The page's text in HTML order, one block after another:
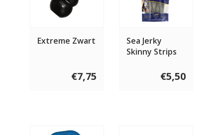
Extreme Zwart
€7,75
Sea Jerky
Skinny Strips
€5,50